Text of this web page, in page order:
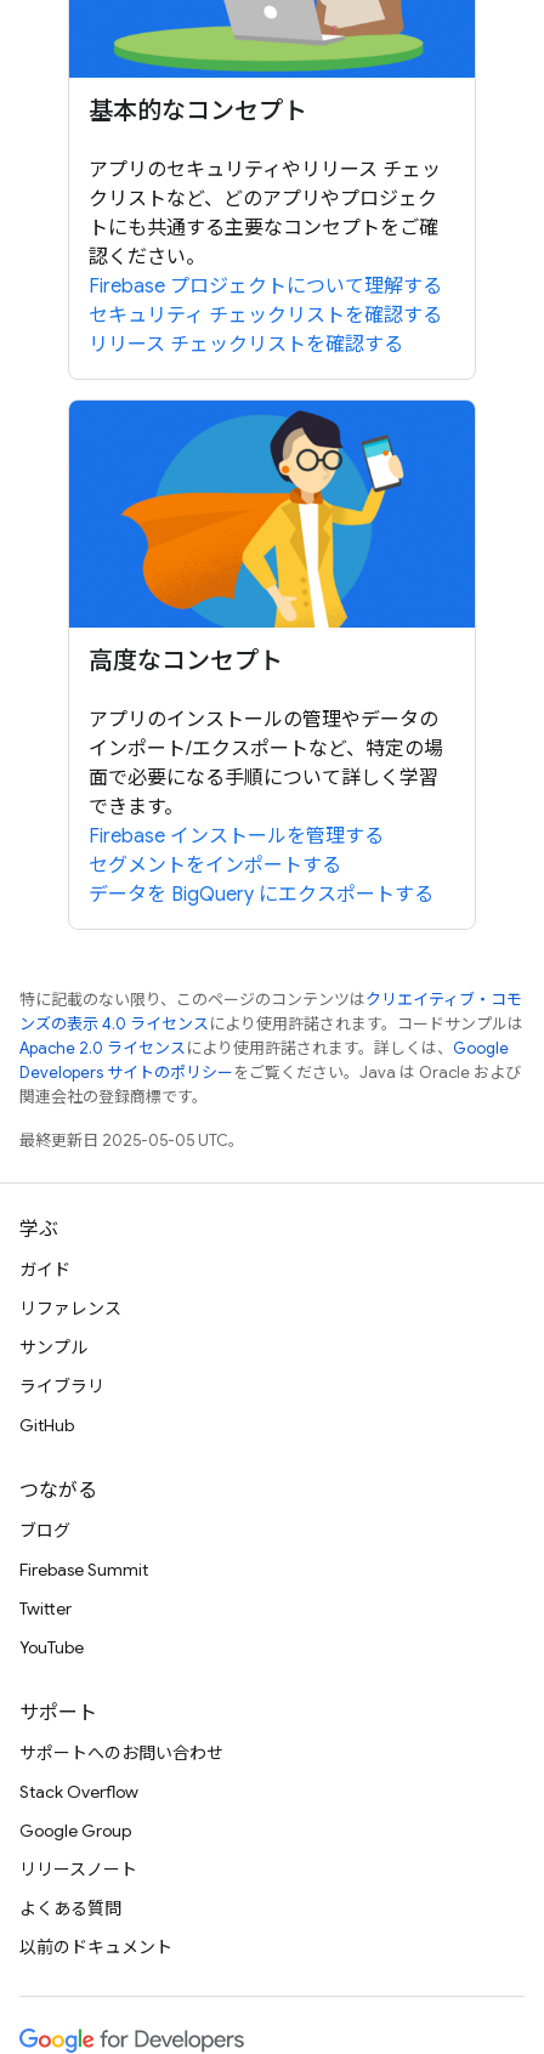
基本的なコンセプト
アプリのセキュリティやリリース チェッ
クリストなど、どのアプリやプロジェク
トにも共通する主要なコンセプトをご確
認ください。
Firebase プロジェクトについて理解する
セキュリティ チェックリストを確認する
リリース チェックリストを確認する
高度なコンセプト
アプリのインストールの管理やデータの
インポート/エクスポートなど、特定の場
面で必要になる手順について詳しく学習
できます。
Firebase インストールを管理する
セグメントをインポートする
データを BigQuery にエクスポートする
特に記載のない限り、このページのコンテンツはクリエイティブ・コモ
ンズの表示 4.0 ライセンスにより使用許諾されます。コードサンプルは
Apache 2.0 ライセンスにより使用許諾されます。詳しくは、 Google
Developers サイトのポリシーをご覧ください。Java は Oracle および
関連会社の登録商標です。
最終更新日 2025-05-05 UTC。
学ぶ
ガイド
リファレンス
サンプル
ライブラリ
GitHub
つながる
ブログ
Firebase Summit
Twitter
YouTube
サポート
サポートへのお問い合わせ
Stack Overflow
Google Group
リリースノート
よくある質問
以前のドキュメント